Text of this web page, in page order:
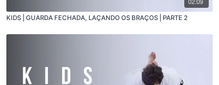
02:09
KIDS | GUARDA FECHADA, LAÇANDO OS BRAÇOS | PARTE 2